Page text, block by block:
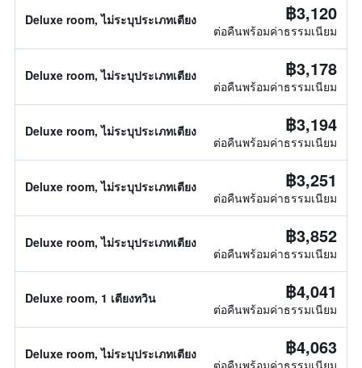
Deluxe room, ไม่ระบุประเภทเตียง ฿3,120
ต่อคืนพร้อมค่าธรรมเนียม
Deluxe room, ไม่ระบุประเภทเตียง ฿3,178
ต่อคืนพร้อมค่าธรรมเนียม
Deluxe room, ไม่ระบุประเภทเตียง ฿3,194
ต่อคืนพร้อมค่าธรรมเนียม
Deluxe room, ไม่ระบุประเภทเตียง ฿3,251
ต่อคืนพร้อมค่าธรรมเนียม
Deluxe room, ไม่ระบุประเภทเตียง ฿3,852
ต่อคืนพร้อมค่าธรรมเนียม
Deluxe room, 1 เตียงทวิน ฿4,041
ต่อคืนพร้อมค่าธรรมเนียม
Deluxe room, ไม่ระบุประเภทเตียง ฿4,063
ต่อคืนพร้อมค่าธรรมเนียม